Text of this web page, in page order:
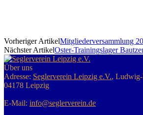
Vorheriger ArtikelMitgliederversammlung
Nächster ArtikelOster-Trainingslager
Über uns
Adresse: Seglerverein Leipzig e.V.,
04178 Leipzig
E-Mail: info@seglerverein.de